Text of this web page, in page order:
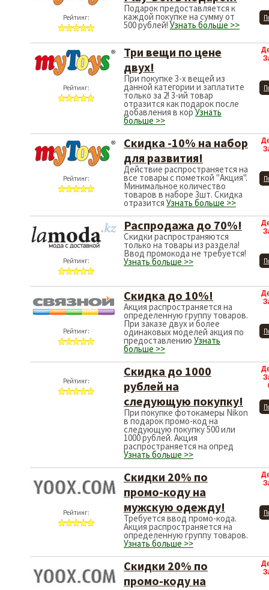
Рейтинг:
Подарок предоставляется к
каждой покупке на сумму от
500 рублей!Узнать больше >>
Рейтинг:
Три вещи по цене
двух!
При покупке 3-х вещей из
данной категории и заплатите
только за 2! 3-ий товар
отразится как подарок после
добавления в корУзнать
больше >>
Рейтинг:
Скидка -10% на набор
для развития!
Действие распространяется на
все товары с пометкой "Акция".
Минимальное количество
товаров в наборе 3шт. Скидка
отразится Узнать больше >>
Рейтинг:
Распродажа до 70%!
Скидки распространяются
только на товары из раздела!
Ввод промокода не требуется!
Узнать больше >>
Рейтинг:
Скидка до 10%!
Акция распространяется на
определенную группу товаров.
При заказе двух и более
одинаковых моделей акция по
предоставлению Узнать
больше >>
Рейтинг:
Скидка до 1000
рублей на
следующую покупку!
При покупке фотокамеры Nikon
в подарок промо-код на
следующую покупку 500 или
1000 рублей. Акция
распространяется на опред
Узнать больше >>
Рейтинг:
Скидки 20% по
промо-коду на
мужскую одежду!
Требуется ввод промо-кода.
Акция распространяется на
определенную группу товаров.
Узнать больше >>
Скидки 20% по
промо-коду на